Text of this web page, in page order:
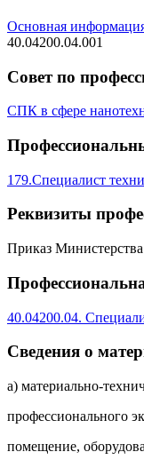
Основная
40.04200.04.001
Совет по
СПК в сфере
179.Специалист
Реквизиты
Приказ
40.04200.04.
Сведения о
а) материально-
профессионального
помещение,